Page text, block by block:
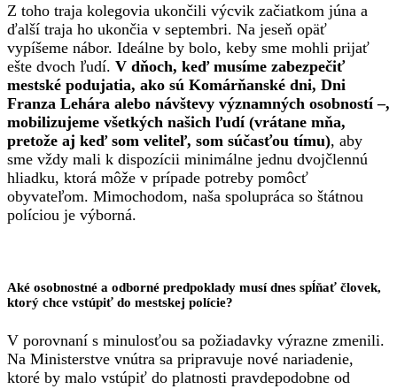
Z toho traja kolegovia ukončili výcvik začiatkom júna a
ďalší traja ho ukončia v septembri. Na jeseň opäť
vypíšeme nábor. Ideálne by bolo, keby sme mohli prijať
ešte dvoch ľudí. V dňoch, keď musíme zabezpečiť
mestské podujatia, ako sú Komárňanské dni, Dni
Franza Lehára alebo návštevy významných osobností –,
mobilizujeme všetkých našich ľudí (vrátane mňa,
pretože aj keď som veliteľ, som súčasťou tímu), aby
sme vždy mali k dispozícii minimálne jednu dvojčlennú
hliadku, ktorá môže v prípade potreby pomôcť
obyvateľom. Mimochodom, naša spolupráca so štátnou
políciou je výborná.
Aké osobnostné a odborné predpoklady musí dnes spĺňať človek,
ktorý chce vstúpiť do mestskej polície?
V porovnaní s minulosťou sa požiadavky výrazne zmenili.
Na Ministerstve vnútra sa pripravuje nové nariadenie,
ktoré by malo vstúpiť do platnosti pravdepodobne od